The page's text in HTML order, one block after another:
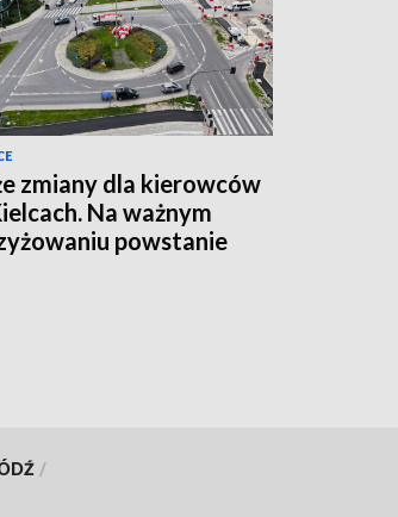
zmiany dla kierowców
Na ważnym
powstanie
/